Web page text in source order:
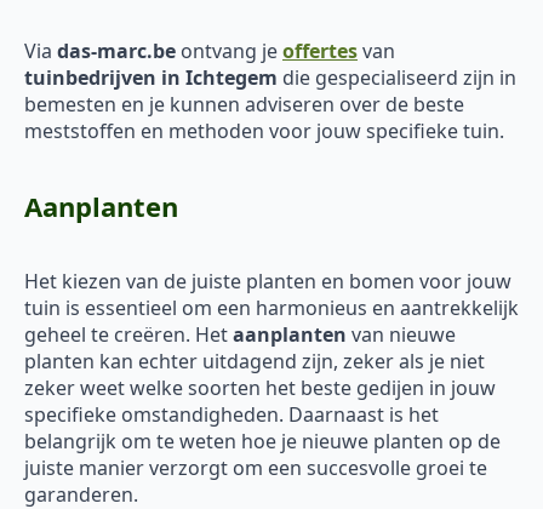
Via das-marc.be ontvang jeoffertesvan
tuinbedrijven in Ichtegem die gespecialiseerd zijn in
bemesten en je kunnen adviseren over de beste
meststoffen en methoden voor jouw specifieke tuin.
Aanplanten
Het kiezen van de juiste planten en bomen voor jouw
tuin is essentieel om een harmonieus en aantrekkelijk
geheel te creëren. Hetaanplanten van nieuwe
planten kan echter uitdagend zijn, zeker als je niet
zeker weet welke soorten het beste gedijen in jouw
specifieke omstandigheden. Daarnaast is het
belangrijk om te weten hoe je nieuwe planten op de
juiste manier verzorgt om een succesvolle groei te
garanderen.